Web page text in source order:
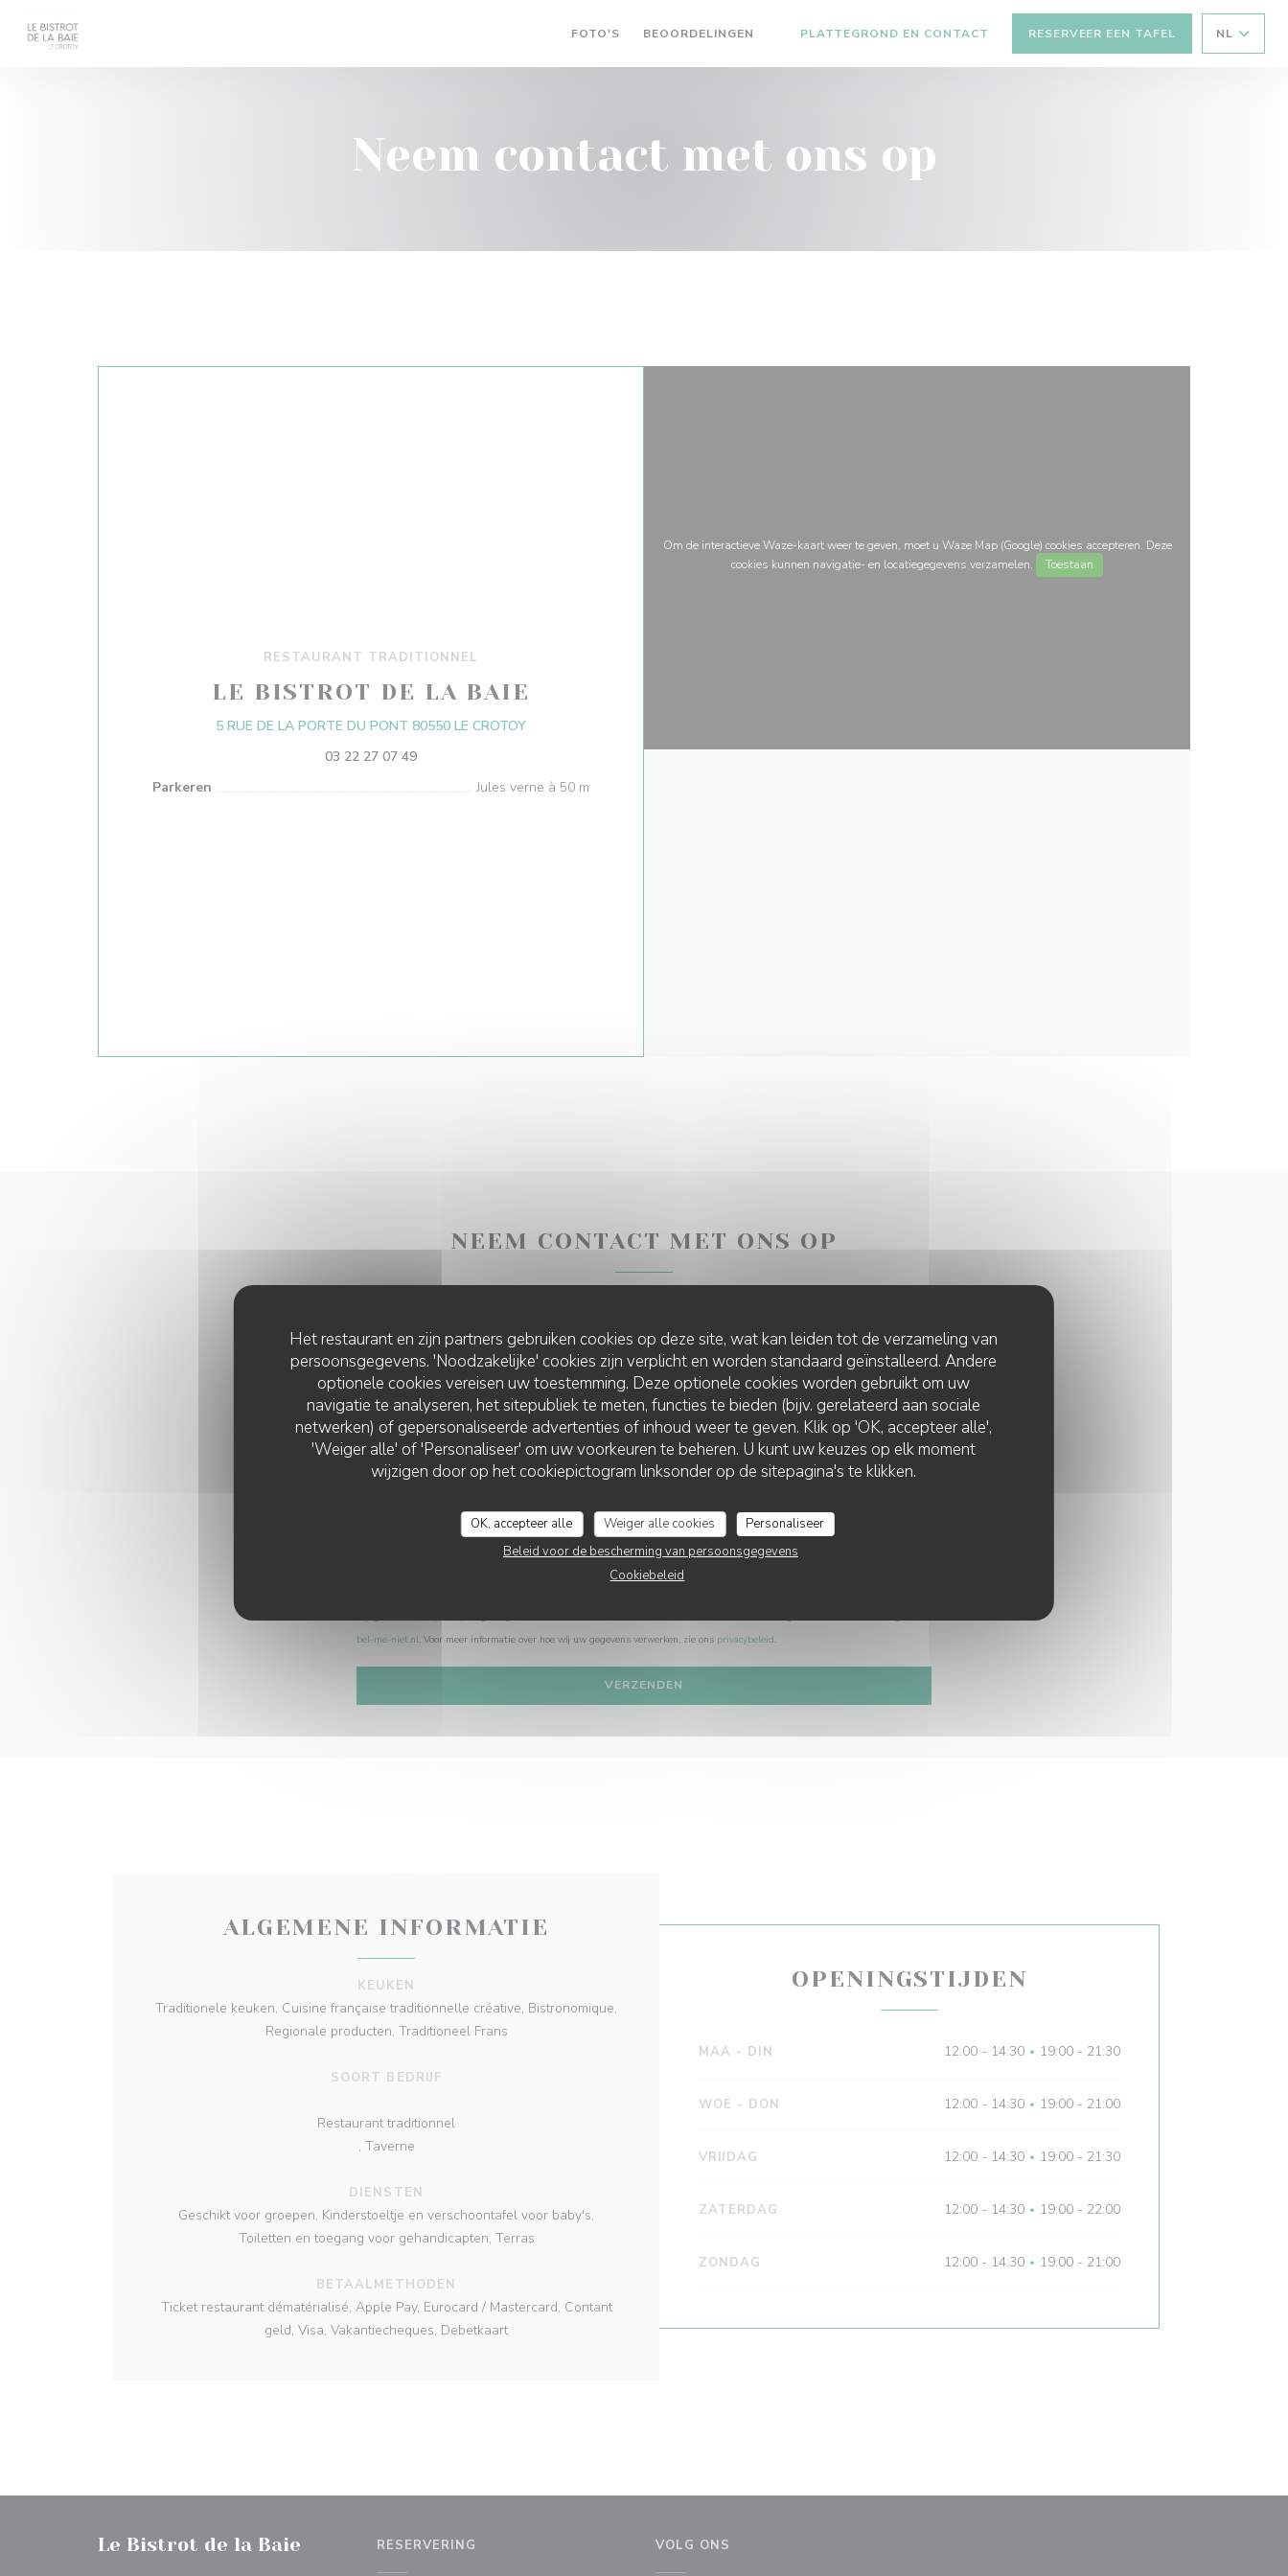
Het restaurant en zijn partners gebruiken cookies op deze site, wat kan leiden tot de verzameling van
persoonsgegevens. 'Noodzakelijke' cookies zijn verplicht en worden standaard geïnstalleerd. Andere
optionele cookies vereisen uw toestemming. Deze optionele cookies worden gebruikt om uw
navigatie te analyseren, het sitepubliek te meten, functies te bieden (bijv. gerelateerd aan sociale
netwerken) of gepersonaliseerde advertenties of inhoud weer te geven. Klik op 'OK, accepteer alle',
'Weiger alle' of 'Personaliseer' om uw voorkeuren te beheren. U kunt uw keuzes op elk moment
wijzigen door op het cookiepictogram linksonder op de sitepagina's te klikken.
OK, accepteer alle Weiger alle cookies
Personaliseer
Beleid voor de bescherming van persoonsgegevens
Cookiebeleid
FOTO'S BEOORDELINGEN PLATTEGROND EN CONTACT RESERVEER EEN TAFEL NL
Neem contact met ons op
RESTAURANT TRADITIONNEL
LE BISTROT DE LA BAIE
5 RUE DE LA PORTE DU PONT 80550 LE CROTOY((opent in een nieuw venster))
03 22 27 07 49
Parkeren
Jules verne à 50 m
Om de interactieve Waze-kaart weer te geven, moet u Waze Map (Google) cookies accepteren. Deze
cookies kunnen navigatie- en locatiegegevens verzamelen.
Toestaan
NEEM CONTACT MET ONS OP
bel-me-niet.nl. Voor meer informatie over hoe wij uw gegevens verwerken, zie ons privacybeleid.
ALGEMENE INFORMATIE
KEUKEN
Traditionele keuken, Cuisine française traditionnelle créative, Bistronomique,
Regionale producten, Traditioneel Frans
SOORT BEDRIJF
Restaurant traditionnel
, Taverne
DIENSTEN
Geschikt voor groepen, Kinderstoeltje en verschoontafel voor baby's,
Toiletten en toegang voor gehandicapten, Terras
BETAALMETHODEN
Ticket restaurant dématérialisé, Apple Pay, Eurocard / Mastercard, Contant
geld, Visa, Vakantiecheques, Debetkaart
OPENINGSTIJDEN
MAA - DIN 12:00 - 14:30 • 19:00 - 21:30
WOE - DON 12:00 - 14:30 • 19:00 - 21:00
VRIJDAG 12:00 - 14:30 • 19:00 - 21:30
ZATERDAG 12:00 - 14:30 • 19:00 - 22:00
ZONDAG 12:00 - 14:30 • 19:00 - 21:00
Le Bistrot de la Baie RESERVERING VOLG ONS